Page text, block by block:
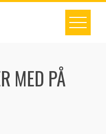
MED PÅ